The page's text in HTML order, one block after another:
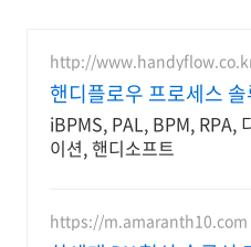
http://
핸디플로우 프로세스 솔
iBPMS, PAL, BPM, RPA,
이션, 핸디소프트
https://m.amaranth10.com